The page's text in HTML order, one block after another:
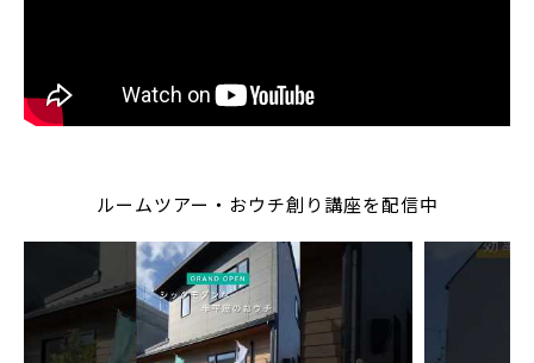
ルームツアー・おウチ創り講座を配信中